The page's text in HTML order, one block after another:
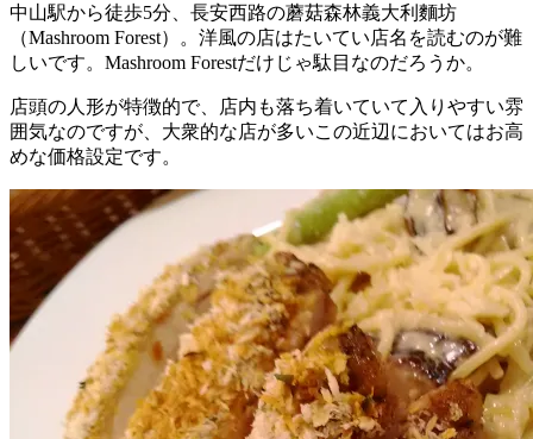
中山駅から徒歩5分、長安西路の蘑菇森林義大利麵坊
（Mashroom Forest）。洋風の店はたいてい店名を読むのが難
しいです。Mashroom Forestだけじゃ駄目なのだろうか。
店頭の人形が特徴的で、店内も落ち着いていて入りやすい雰
囲気なのですが、大衆的な店が多いこの近辺においてはお高
めな価格設定です。